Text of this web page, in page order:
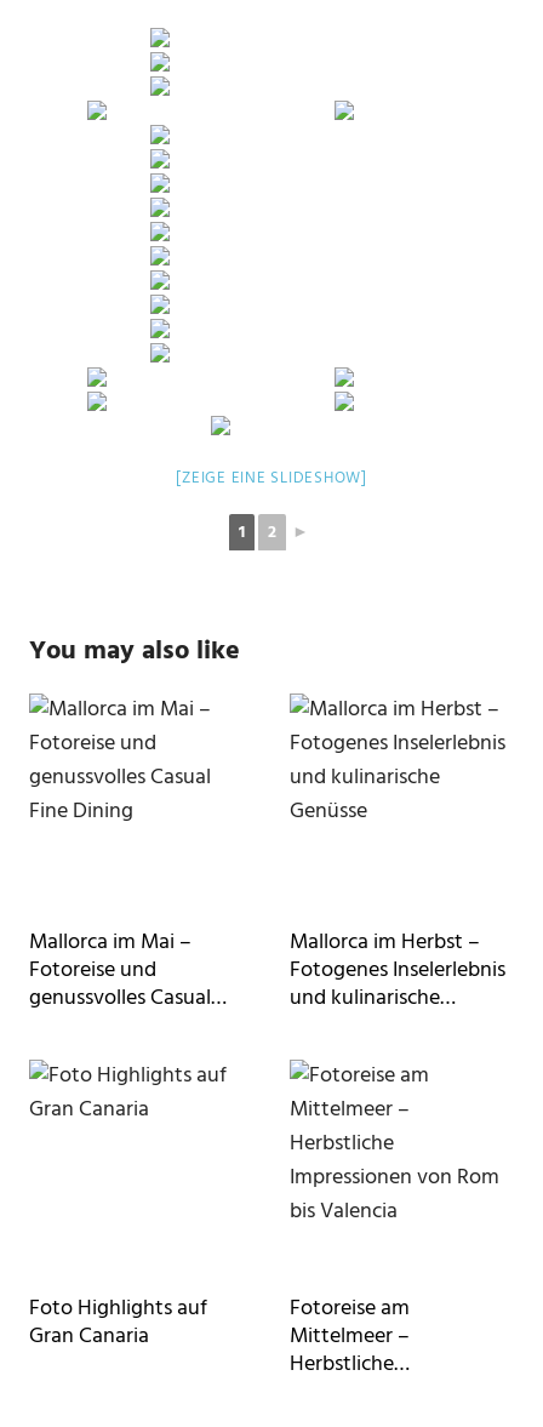
[ZEIGE EINE SLIDESHOW]
1 2 ►
You may also like
Mallorca im Mai –
Fotoreise und
genussvolles Casual
Mallorca im Herbst –
Fotogenes Inselerlebnis
und kulinarische
Foto Highlights auf
Gran Canaria
Fotoreise am
Mittelmeer –
Herbstliche